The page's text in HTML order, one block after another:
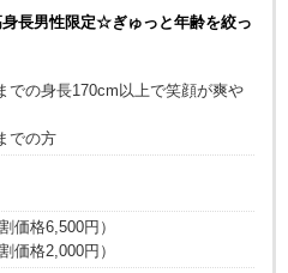
長男性限定☆ぎゅっと年齢を絞っ
での身長170cm以上で笑顔が爽や
での方
価格6,500円）
価格2,000円）